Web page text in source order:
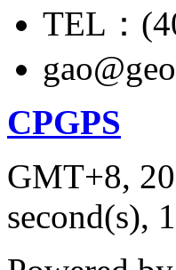
TEL：
CPGPS
GMT+8,
second(s),